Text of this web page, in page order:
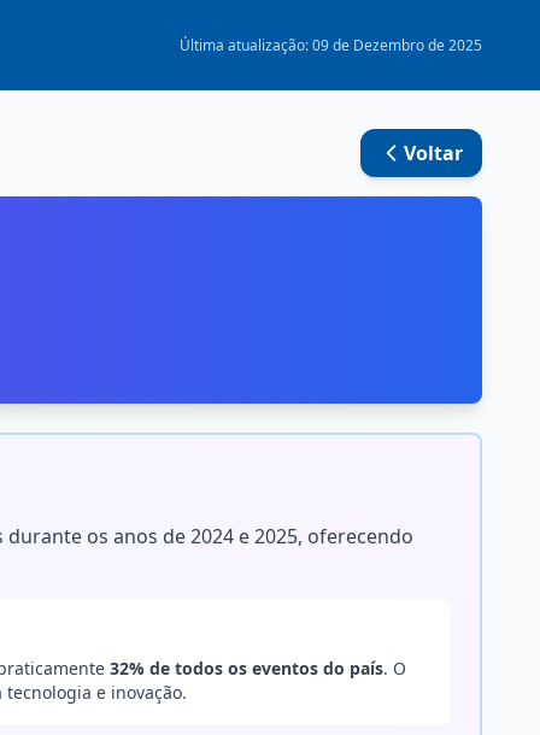
Última atualização: 09 de Dezembro de 2025
Voltar
os anos de 2024 e 2025, oferecendo
32% de todos os eventos do país. O
e inovação.